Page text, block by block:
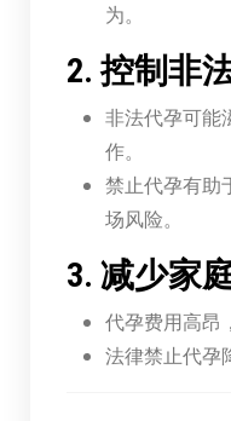
为。
2. 控制非
非法代孕可能
作。
禁止代孕有助
场风险。
3. 减少家
代孕费用高昂
法律禁止代孕